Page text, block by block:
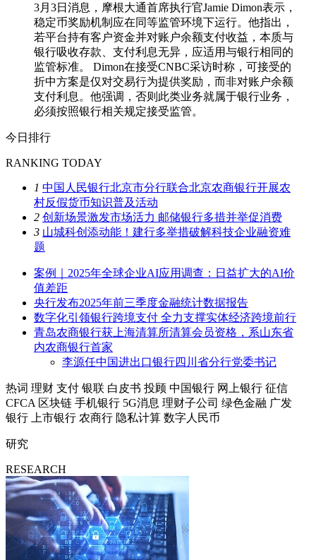
3月3日消息，摩根大通首席执行官Jamie Dimon表示，
稳定币奖励机制应在同等监管环境下运行。他指出，
若平台持有客户资金并对账户余额支付收益，本质与
银行吸收存款、支付利息无异，应适用与银行相同的
监管标准。 Dimon在接受CNBC采访时称，可接受的
折中方案是仅对交易行为提供奖励，而非对账户余额
支付利息。他强调，否则此类业务就属于银行业务，
必须按照银行相关规定接受监管。
今日排行
RANKING TODAY
1 中国人民银行北京市分行联合北京农商银行开展农
村反假货币知识普及活动
2 创新场景激发市场活力 邮储银行多措并举促消费
3 山城科创添动能！建行多举措破解科技企业融资难
题
案例｜2025年全球企业AI应用调查：日益扩大的AI价
值差距
央行发布2025年前三季度金融统计数据报告
数字化引领银行跨境支付 全力支撑实体经济跨境前行
青岛农商银行获上海清算所清算会员资格，系山东省
内农商银行首家
李源任中国进出口银行四川省分行党委书记
热词 理财 支付 银联 白皮书 投顾 中国银行 网上银行 征信
CFCA 区块链 手机银行 5G消息 理财子公司 绿色金融 广发
银行
上市银行 农商行 隐私计算 数字人民币
研究
RESEARCH